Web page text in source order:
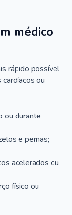
médico
rápido possível
ou
ou durante
e pernas;
acelerados ou
físico ou